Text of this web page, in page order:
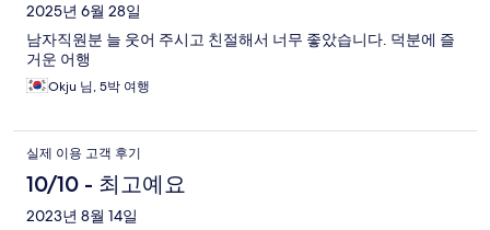
2025년 6월 28일
남자직원분 늘 웃어 주시고 친절해서 너무 좋았습니다. 덕분에 즐
거운 어행
Okju 님, 5박 여행
실제 이용 고객 후기
10/10 - 최고예요
2023년 8월 14일